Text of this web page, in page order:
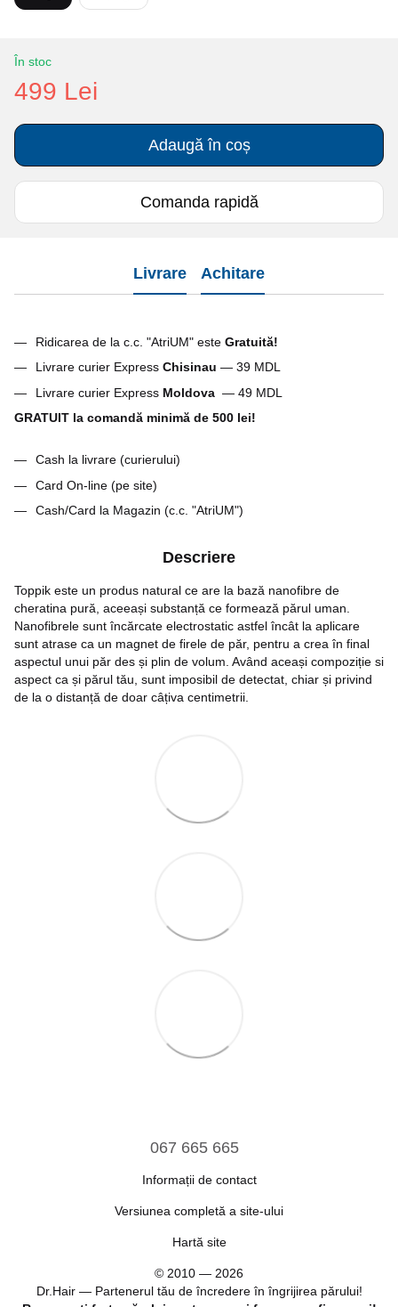
În stoc
499 Lei
Adaugă în coș
Comanda rapidă
Livrare Achitare
Ridicarea de la c.c. "AtriUM" este Gratuită!
Livrare curier Express Chisinau — 39 MDL
Livrare curier Express Moldova — 49 MDL
GRATUIT la comandă minimă de 500 lei!
Cash la livrare (curierului)
Card On-line (pe site)
Cash/Card la Magazin (c.c. "AtriUM")
Descriere
Toppik este un produs natural ce are la bază nanofibre de
cheratina pură, aceeași substanță ce formează părul uman.
Nanofibrele sunt încărcate electrostatic astfel încât la aplicare
sunt atrase ca un magnet de firele de păr, pentru a crea în final
aspectul unui păr des și plin de volum. Având aceași compoziție si
aspect ca și părul tău, sunt imposibil de detectat, chiar și privind
de la o distanță de doar câțiva centimetrii.
067 665 665
Informații de contact
Versiunea completă a site-ului
Hartă site
© 2010 — 2026
Dr.Hair — Partenerul tău de încredere în îngrijirea părului!